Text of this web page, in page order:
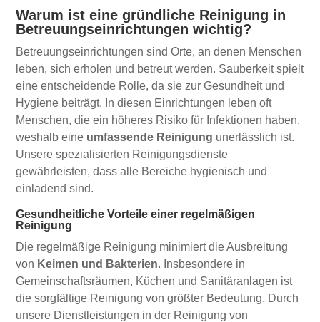
Warum ist eine gründliche Reinigung in
Betreuungseinrichtungen wichtig?
Betreuungseinrichtungen sind Orte, an denen Menschen
leben, sich erholen und betreut werden. Sauberkeit spielt
eine entscheidende Rolle, da sie zur Gesundheit und
Hygiene beiträgt. In diesen Einrichtungen leben oft
Menschen, die ein höheres Risiko für Infektionen haben,
weshalb eine umfassende Reinigung unerlässlich ist.
Unsere spezialisierten Reinigungsdienste
gewährleisten, dass alle Bereiche hygienisch und
einladend sind.
Gesundheitliche Vorteile einer regelmäßigen
Reinigung
Die regelmäßige Reinigung minimiert die Ausbreitung
von Keimen und Bakterien. Insbesondere in
Gemeinschaftsräumen, Küchen und Sanitäranlagen ist
die sorgfältige Reinigung von größter Bedeutung. Durch
unsere Dienstleistungen in der Reinigung von